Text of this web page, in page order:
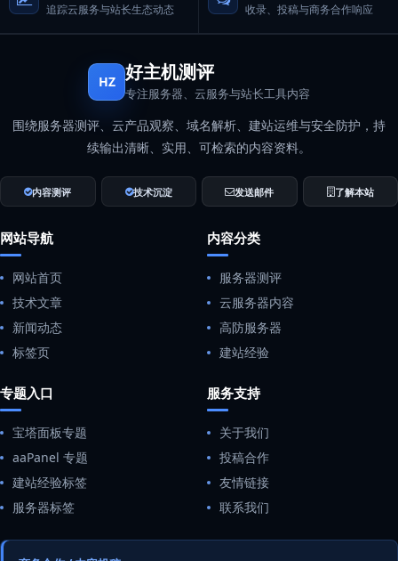
追踪云服务与站长生态动态 收录、投稿与商务合作响应
HZ 好主机测评
专注服务器、云服务与站长工具内容
围绕服务器测评、云产品观察、域名解析、建站运维与安全防护，持
续输出清晰、实用、可检索的内容资料。
内容测评 技术沉淀 发送邮件 了解本站
网站导航
网站首页
技术文章
新闻动态
标签页
内容分类
服务器测评
云服务器内容
高防服务器
建站经验
专题入口
宝塔面板专题
aaPanel 专题
建站经验标签
服务器标签
服务支持
关于我们
投稿合作
友情链接
联系我们